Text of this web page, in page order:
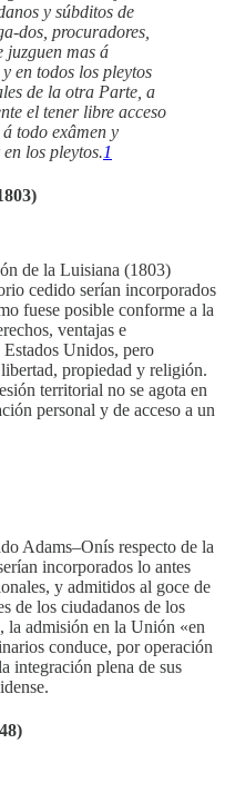
y súbditos de
dos, procuradores,
juzguen mas á
en todos los pleytos
de la otra Parte, a
el tener libre acceso
todo exâmen y
los pleytos.1
de la Luisiana (1803)
cedido serían incorporados
fuese posible conforme a la
ventajas e
Unidos, pero
propiedad y religión.
territorial no se agota en
personal y de acceso a un
Adams–Onís respecto de la
incorporados lo antes
y admitidos al goce de
de los ciudadanos de los
la admisión en la Unión «en
conduce, por operación
integración plena de sus